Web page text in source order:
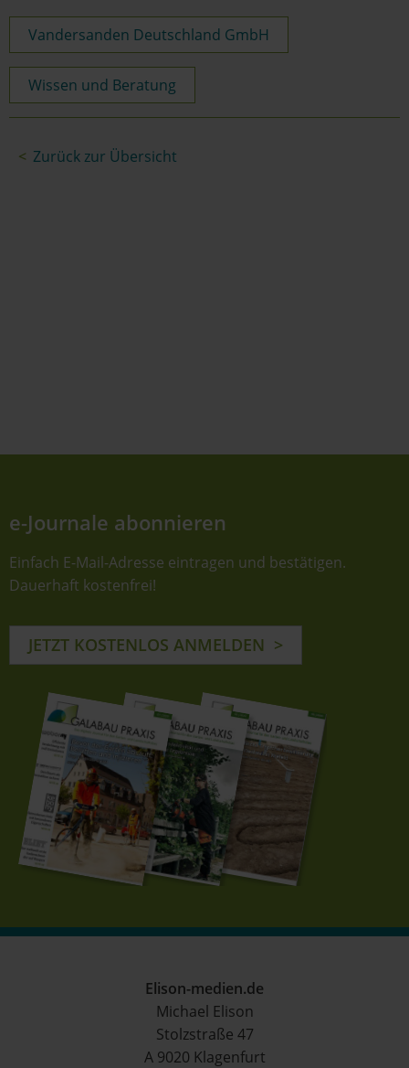
Vandersanden Deutschland GmbH
Wissen und Beratung
Zurück zur Übersicht
e-Journale abonnieren
Einfach E-Mail-Adresse eintragen und bestätigen.
Dauerhaft kostenfrei!
JETZT KOSTENLOS ANMELDEN
Elison-medien.de
Michael Elison
Stolzstraße 47
A 9020 Klagenfurt